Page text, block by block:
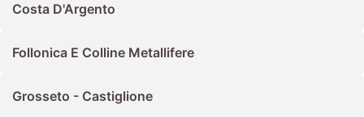
Costa D'Argento
Follonica E Colline Metallifere
Grosseto - Castiglione